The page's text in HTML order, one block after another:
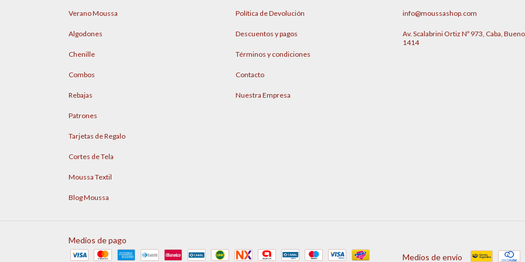
Verano Moussa
Algodones
Chenille
Combos
Rebajas
Patrones
Tarjetas de Regalo
Cortes de Tela
Moussa Textil
Blog Moussa
Política de Devolución
Descuentos y pagos
Términos y condiciones
Contacto
Nuestra Empresa
info@moussashop.com
Av. Scalabrini Ortiz Nº 973, Caba,
1414
Medios de pago
Medios de envío